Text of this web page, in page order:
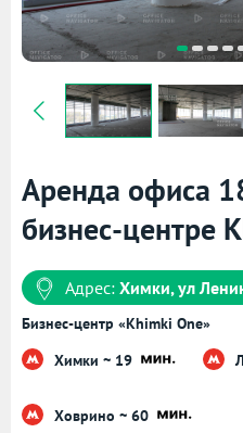
Аренда офиса
бизнес-центре
Адрес: Химки, ул
Бизнес-центр «Khimki One»
Химки ~ 19
Ховрино ~ 60